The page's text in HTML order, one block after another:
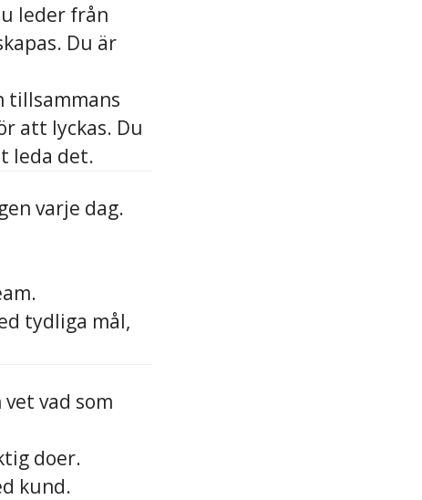
leder från
Du är
tillsammans
att lyckas. Du
leda det.
varje dag.
tydliga mål,
vad som
doer.
kund.